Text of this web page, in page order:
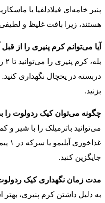
پنیر خامه‌ای فیلادلفیا یا
هستند، زیرا بافت غلیظ و
آیا می‌توانم کرم پنیری را از
دربسته در یخچال نگهداری
بزنید.
چگونه می‌توان کیک ردولوت را
جایگزین کنید.
مدت زمان نگهداری کیک
به دلیل داشتن کرم پنیری،